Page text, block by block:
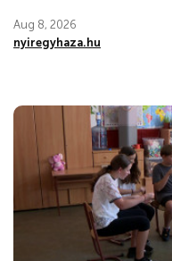
Aug 8, 2026
nyiregyhaza.hu